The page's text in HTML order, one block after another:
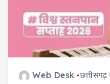
Web Desk